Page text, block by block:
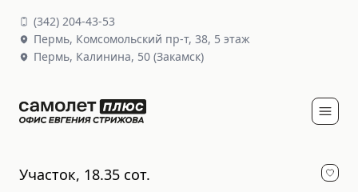
(342) 204-43-53
Пермь, Комсомольский пр-т, 38, 5 этаж
Пермь, Калинина, 50 (Закамск)
Участок, 18.35 сот.